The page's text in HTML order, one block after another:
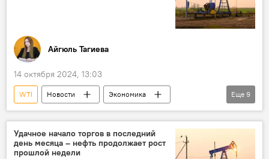
Айгюль Тагиева
14 октября 2024, 13:03
WTI Новости
Экономика
энергетика
Нефть
Цена нефти
Brent
Китай
Минфин
Брифинг
Фьючерсы котировки
Еще 9
Удачное начало торгов в последний
день месяца – нефть продолжает рост
прошлой недели